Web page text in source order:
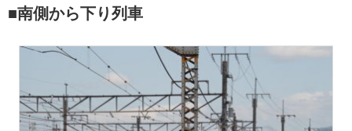
■南側から下り列車